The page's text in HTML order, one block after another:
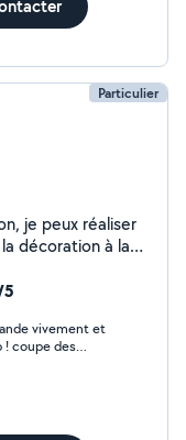
Particulier
je peux réaliser
décoration à la
extérieur.
vivement et
! coupe des